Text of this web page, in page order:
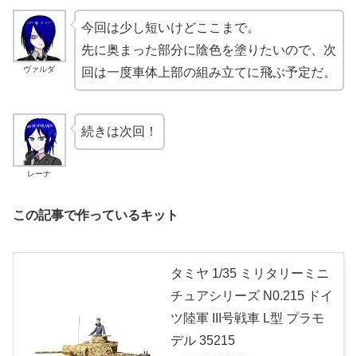
ヴァルダ
今回は少し短いけどここまで。
先に奥まった部分に陰色を塗りたいので、次
回は一度車体上部の組み立てに飛ぶ予定だ。
レーナ
続きは次回！
この記事で作っているキット
タミヤ 1/35 ミリタリーミニ
チュアシリーズ N0.215 ドイ
ツ陸軍 III号戦車 L型 プラモ
デル 35215